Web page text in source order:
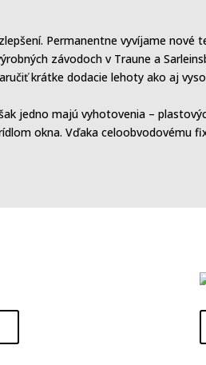
Permanentne vyvíjame nové
závodoch v Traune a
krátke dodacie lehoty ako aj
jedno majú vyhotovenia –
okna. Vďaka celoobvodovému